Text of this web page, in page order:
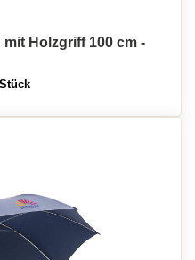
Holzgriff 100 cm -